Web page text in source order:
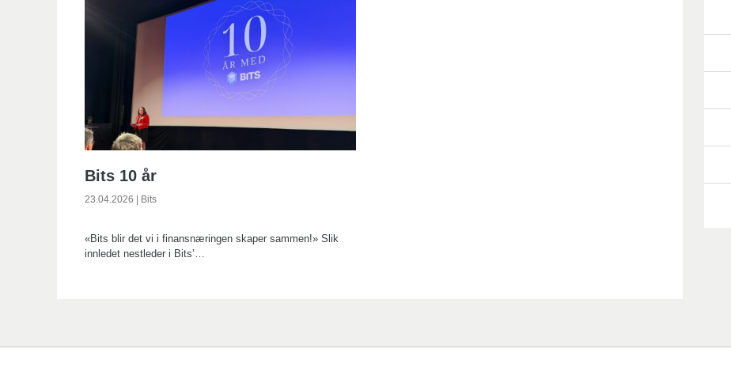
Bits 10 år
23.04.2026 | Bits
«Bits blir det vi i finansnæringen skaper sammen!» Slik
innledet nestleder i Bits’…